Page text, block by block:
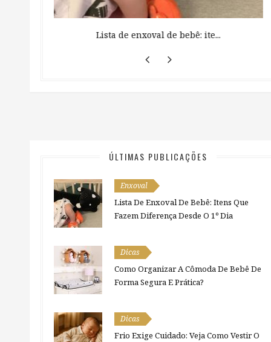
Lista de enxoval de bebê: ite...
ÚLTIMAS PUBLICAÇÕES
Enxoval
Lista De Enxoval De Bebê: Itens Que
Fazem Diferença Desde O 1º Dia
Dicas
Como Organizar A Cômoda De Bebê De
Forma Segura E Prática?
Dicas
Frio Exige Cuidado: Veja Como Vestir O